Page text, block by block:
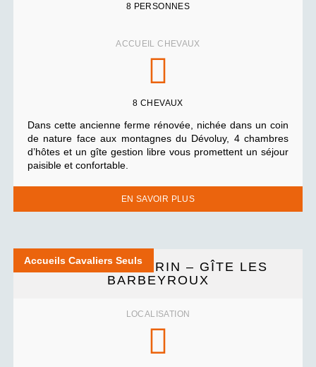
8 PERSONNES
ACCUEIL CHEVAUX
8 CHEVAUX
Dans cette ancienne ferme rénovée, nichée dans un coin
de nature face aux montagnes du Dévoluy, 4 chambres
d’hôtes et un gîte gestion libre vous promettent un séjour
paisible et confortable.
EN SAVOIR PLUS
Accueils Cavaliers Seuls
COMME UN ECRIN – GÎTE LES
BARBEYROUX
LOCALISATION